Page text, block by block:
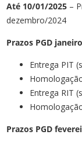
Até 10/01/2025 –
dezembro/2024
Prazos PGD
Entrega PIT
Entrega RIT
Prazos PGD